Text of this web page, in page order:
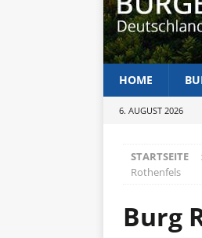
HOME
6. AUGUST 2026
STARTSEITE
Rothenfels
Burg